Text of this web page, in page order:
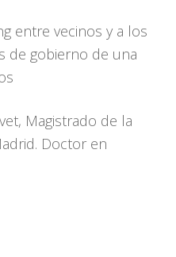
entre vecinos y a los
de gobierno de una
Magistrado de la
Doctor en